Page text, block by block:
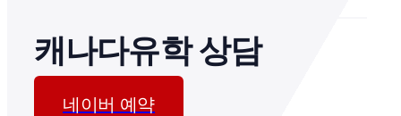
캐나다유학 상담
네이버 예약